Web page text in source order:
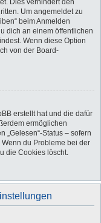
Dies verhindert den
Um angemeldet zu
beim Anmelden
dich an einem öffentlichen
Wenn diese Option
von der Board-
erstellt hat und die dafür
ermöglichen
„Gelesen“-Status – sofern
du Probleme bei der
die Cookies löscht.